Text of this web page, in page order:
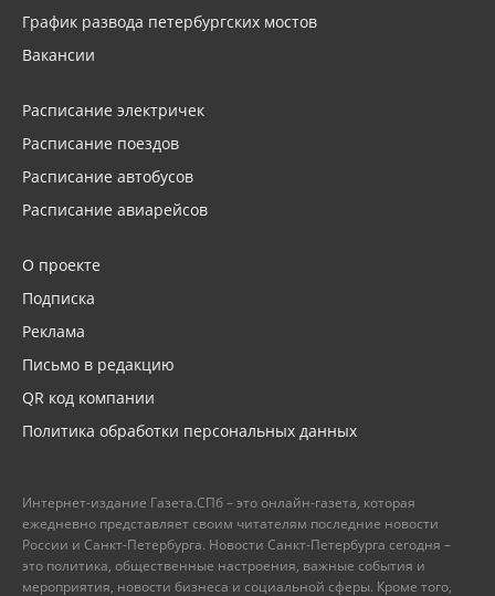
График развода петербургских мостов
Вакансии
Расписание электричек
Расписание поездов
Расписание автобусов
Расписание авиарейсов
О проекте
Подписка
Реклама
Письмо в редакцию
QR код компании
Политика обработки персональных данных
Интернет-издание Газета.СПб – это онлайн-газета, которая
ежедневно представляет своим читателям последние новости
России и Санкт-Петербурга. Новости Санкт-Петербурга сегодня –
это политика, общественные настроения, важные события и
мероприятия, новости бизнеса и социальной сферы. Кроме того,